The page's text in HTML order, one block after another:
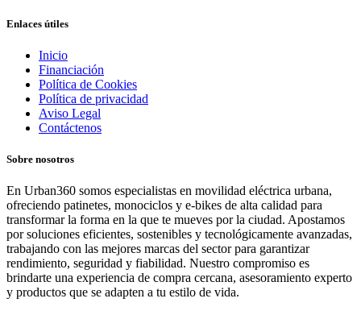
Enlaces útiles
Inicio
Financiación
Política de Cookies
Política de privacidad
Aviso Legal
Contáctenos
Sobre nosotros
En Urban360 somos especialistas en movilidad eléctrica urbana,
ofreciendo patinetes, monociclos y e-bikes de alta calidad para
transformar la forma en la que te mueves por la ciudad. Apostamos
por soluciones eficientes, sostenibles y tecnológicamente avanzadas,
trabajando con las mejores marcas del sector para garantizar
rendimiento, seguridad y fiabilidad. Nuestro compromiso es
brindarte una experiencia de compra cercana, asesoramiento experto
y productos que se adapten a tu estilo de vida.